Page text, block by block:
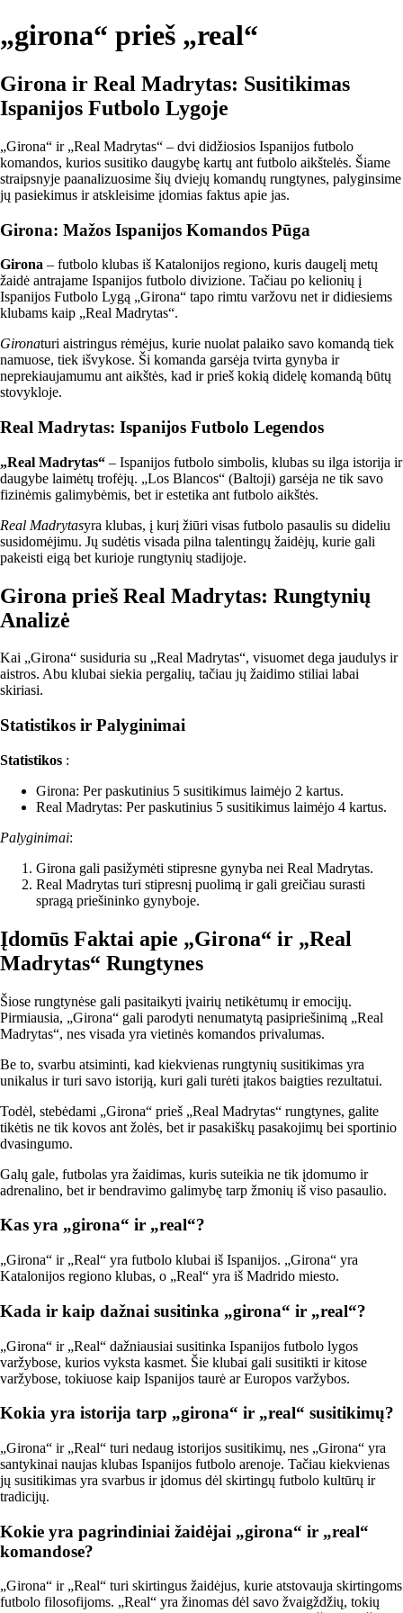
„girona“ prieš „real“
Girona ir Real Madrytas: Susitikimas
Ispanijos Futbolo Lygoje
„Girona“ ir „Real Madrytas“ – dvi didžiosios Ispanijos futbolo
komandos, kurios susitiko daugybę kartų ant futbolo aikštelės. Šiame
straipsnyje paanalizuosime šių dviejų komandų rungtynes, palyginsime
jų pasiekimus ir atskleisime įdomias faktus apie jas.
Girona: Mažos Ispanijos Komandos Pūga
Girona – futbolo klubas iš Katalonijos regiono, kuris daugelį metų
žaidė antrajame Ispanijos futbolo divizione. Tačiau po kelionių į
Ispanijos Futbolo Lygą „Girona“ tapo rimtu varžovu net ir didiesiems
klubams kaip „Real Madrytas“.
Gironaturi aistringus rėmėjus, kurie nuolat palaiko savo komandą tiek
namuose, tiek išvykose. Ši komanda garsėja tvirta gynyba ir
neprekiaujamumu ant aikštės, kad ir prieš kokią didelę komandą būtų
stovykloje.
Real Madrytas: Ispanijos Futbolo Legendos
„Real Madrytas“ – Ispanijos futbolo simbolis, klubas su ilga istorija ir
daugybe laimėtų trofėjų. „Los Blancos“ (Baltoji) garsėja ne tik savo
fizinėmis galimybėmis, bet ir estetika ant futbolo aikštės.
Real Madrytasyra klubas, į kurį žiūri visas futbolo pasaulis su dideliu
susidomėjimu. Jų sudėtis visada pilna talentingų žaidėjų, kurie gali
pakeisti eigą bet kurioje rungtynių stadijoje.
Girona prieš Real Madrytas: Rungtynių
Analizė
Kai „Girona“ susiduria su „Real Madrytas“, visuomet dega jaudulys ir
aistros. Abu klubai siekia pergalių, tačiau jų žaidimo stiliai labai
skiriasi.
Statistikos ir Palyginimai
Statistikos :
Girona: Per paskutinius 5 susitikimus laimėjo 2 kartus.
Real Madrytas: Per paskutinius 5 susitikimus laimėjo 4 kartus.
Palyginimai:
Girona gali pasižymėti stipresne gynyba nei Real Madrytas.
Real Madrytas turi stipresnį puolimą ir gali greičiau surasti
spragą priešininko gynyboje.
Įdomūs Faktai apie „Girona“ ir „Real
Madrytas“ Rungtynes
Šiose rungtynėse gali pasitaikyti įvairių netikėtumų ir emocijų.
Pirmiausia, „Girona“ gali parodyti nenumatytą pasipriešinimą „Real
Madrytas“, nes visada yra vietinės komandos privalumas.
Be to, svarbu atsiminti, kad kiekvienas rungtynių susitikimas yra
unikalus ir turi savo istoriją, kuri gali turėti įtakos baigties rezultatui.
Todėl, stebėdami „Girona“ prieš „Real Madrytas“ rungtynes, galite
tikėtis ne tik kovos ant žolės, bet ir pasakiškų pasakojimų bei sportinio
dvasingumo.
Galų gale, futbolas yra žaidimas, kuris suteikia ne tik įdomumo ir
adrenalino, bet ir bendravimo galimybę tarp žmonių iš viso pasaulio.
Kas yra „girona“ ir „real“?
„Girona“ ir „Real“ yra futbolo klubai iš Ispanijos. „Girona“ yra
Katalonijos regiono klubas, o „Real“ yra iš Madrido miesto.
Kada ir kaip dažnai susitinka „girona“ ir „real“?
„Girona“ ir „Real“ dažniausiai susitinka Ispanijos futbolo lygos
varžybose, kurios vyksta kasmet. Šie klubai gali susitikti ir kitose
varžybose, tokiuose kaip Ispanijos taurė ar Europos varžybos.
Kokia yra istorija tarp „girona“ ir „real“ susitikimų?
„Girona“ ir „Real“ turi nedaug istorijos susitikimų, nes „Girona“ yra
santykinai naujas klubas Ispanijos futbolo arenoje. Tačiau kiekvienas
jų susitikimas yra svarbus ir įdomus dėl skirtingų futbolo kultūrų ir
tradicijų.
Kokie yra pagrindiniai žaidėjai „girona“ ir „real“
komandose?
„Girona“ ir „Real“ turi skirtingus žaidėjus, kurie atstovauja skirtingoms
futbolo filosofijoms. „Real“ yra žinomas dėl savo žvaigždžių, tokių